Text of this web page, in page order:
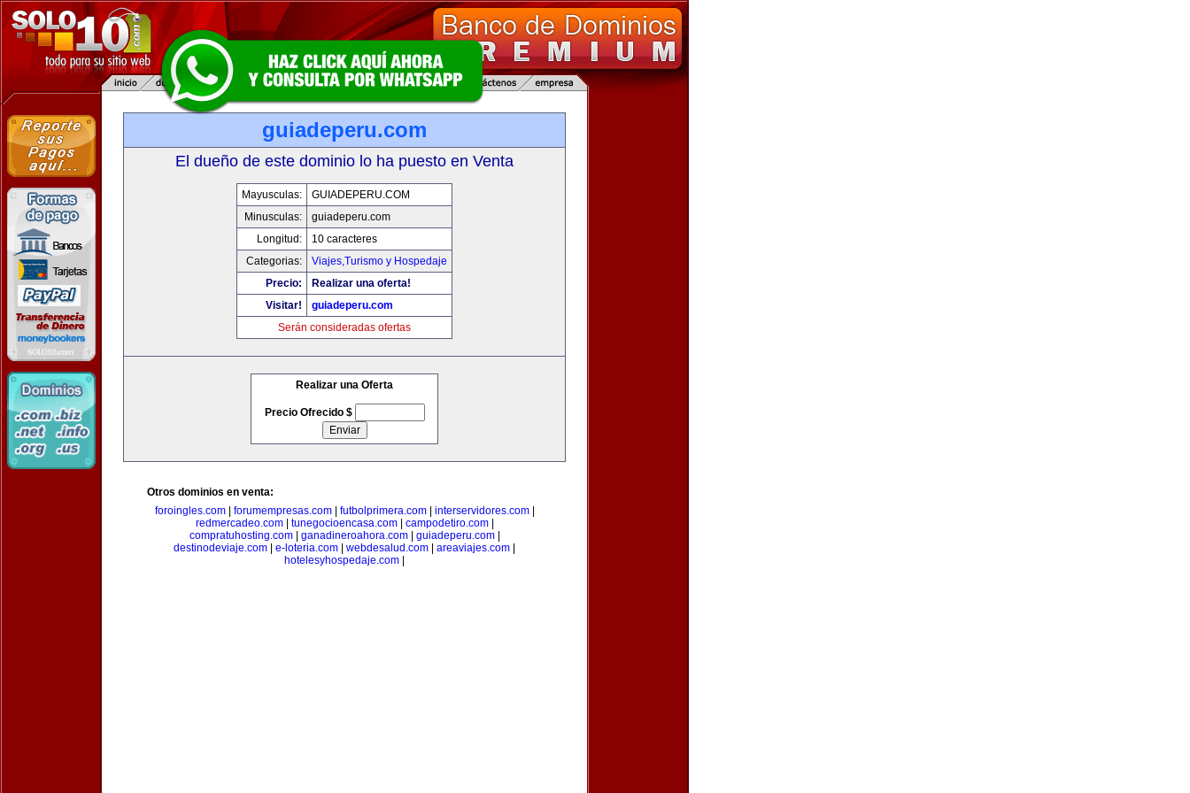
guiadeperu.com
El dueño de este dominio lo ha puesto en Venta
Mayusculas:
GUIADEPERU.COM
Minusculas:
guiadeperu.com
Longitud:
10 caracteres
Categorias:
Viajes,Turismo y Hospedaje
Precio:
Realizar una oferta!
Visitar!
guiadeperu.com
Serán consideradas ofertas
Realizar una Oferta
Precio Ofrecido $
Otros dominios en venta:
foroingles.com| forumempresas.com| futbolprimera.com| interservidores.com|
redmercadeo.com| tunegocioencasa.com| campodetiro.com|
compratuhosting.com| ganadineroahora.com| guiadeperu.com|
destinodeviaje.com
e-loteria.com webdesalud.com areaviajes.com
hotelesyhospedaje.com